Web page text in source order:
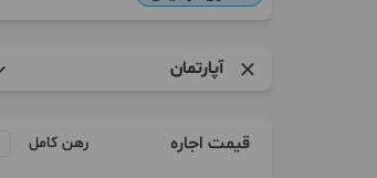
آپارتمان
سوییت
قیمت اجاره رهن کامل